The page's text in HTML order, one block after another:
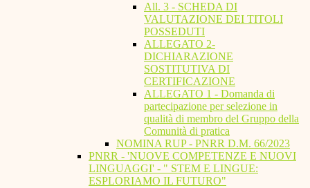
All. 3 - SCHEDA DI
VALUTAZIONE DEI TITOLI
POSSEDUTI
ALLEGATO 2-
DICHIARAZIONE
SOSTITUTIVA DI
CERTIFICAZIONE
ALLEGATO 1 - Domanda di
partecipazione per selezione in
qualità di membro del Gruppo della
Comunità di pratica
NOMINA RUP - PNRR D.M. 66/2023
PNRR - 'NUOVE COMPETENZE E NUOVI
LINGUAGGI' - " STEM E LINGUE:
ESPLORIAMO IL FUTURO"